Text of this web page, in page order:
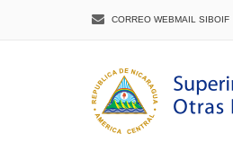
CORREO WEBMAIL SIBOIF